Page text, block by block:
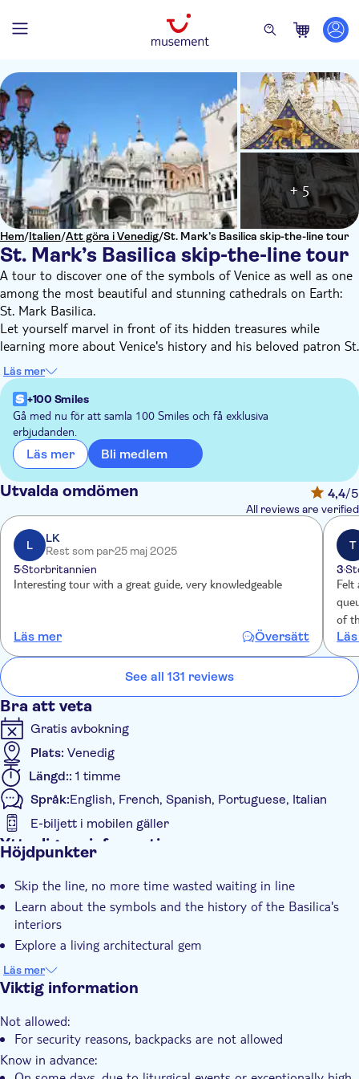
Hem/Italien/Att göra i Venedig/St. Mark’s Basilica skip-the-line tour
St. Mark’s Basilica skip-the-line tour
+ 5
A tour to discover one of the symbols of Venice as well as one
among the most beautiful and stunning cathedrals on Earth:
St. Mark Basilica.
Let yourself marvel in front of its hidden treasures while
learning more about Venice's history and his beloved patron St.
Mark.
On this tour, escorted by a tour guide, you will be able to
enjoy a full visit to St. Mark's Basilica, a masterpiece of
Byzantine art.
You'll have the pleasure of discovering the history and the
particularities of this ancient church, exploring the upper floor:
the Terrace and the Museum.
Läs mer
+100 Smiles
Gå med nu för att samla 100 Smiles och få exklusiva
erbjudanden.
Läs mer Bli medlem
Utvalda omdömen 4,4/5
All reviews are verified
L
LK
Rest som par25 maj 2025
5Storbritannien
Interesting tour with a great guide, very knowledgeable
Läs mer Översätt
T
3
Felt
of
with
See all 131 reviews
Bra att veta
Gratis avbokning
Plats: Venedig
Längd:: 1 timme
Språk:English, French, Spanish, Portuguese, Italian
E-biljett i mobilen gäller
Ytterligare information
Skippa kön
Group tour
Klädkod
Höjdpunkter
Skip the line, no more time wasted waiting in line
Learn about the symbols and the history of the Basilica's
interiors
Explore a living architectural gem
Visit the Museum and Terrace
Läs mer
Viktig information
Not allowed:
For security reasons, backpacks are not allowed
Know in advance: